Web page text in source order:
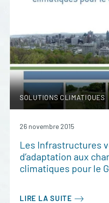
SOLUTIONS CLIMATIQUES
26 novembre 2015
Les Infrastructures
d’adaptation aux
climatiques pour le
LIRE LA SUITE